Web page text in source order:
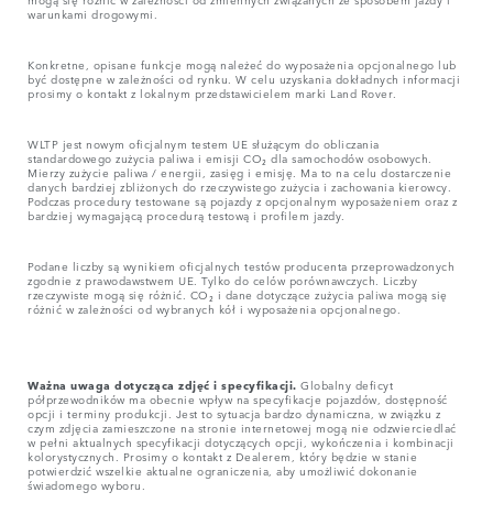
warunkami drogowymi.
Konkretne, opisane funkcje mogą należeć do wyposażenia opcjonalnego lub
być dostępne w zależności od rynku. W celu uzyskania dokładnych informacji
prosimy o kontakt z lokalnym przedstawicielem marki Land Rover.
WLTP jest nowym oficjalnym testem UE służącym do obliczania
standardowego zużycia paliwa i emisji CO₂ dla samochodów osobowych.
Mierzy zużycie paliwa / energii, zasięg i emisję. Ma to na celu dostarczenie
danych bardziej zbliżonych do rzeczywistego zużycia i zachowania kierowcy.
Podczas procedury testowane są pojazdy z opcjonalnym wyposażeniem oraz z
bardziej wymagającą procedurą testową i profilem jazdy.
Podane liczby są wynikiem oficjalnych testów producenta przeprowadzonych
zgodnie z prawodawstwem UE. Tylko do celów porównawczych. Liczby
rzeczywiste mogą się różnić. CO₂ i dane dotyczące zużycia paliwa mogą się
różnić w zależności od wybranych kół i wyposażenia opcjonalnego.
Ważna uwaga dotycząca zdjęć i specyfikacji. Globalny deficyt
półprzewodników ma obecnie wpływ na specyfikacje pojazdów, dostępność
opcji i terminy produkcji. Jest to sytuacja bardzo dynamiczna, w związku z
czym zdjęcia zamieszczone na stronie internetowej mogą nie odzwierciedlać
w pełni aktualnych specyfikacji dotyczących opcji, wykończenia i kombinacji
kolorystycznych. Prosimy o kontakt z Dealerem, który będzie w stanie
potwierdzić wszelkie aktualne ograniczenia, aby umożliwić dokonanie
świadomego wyboru.